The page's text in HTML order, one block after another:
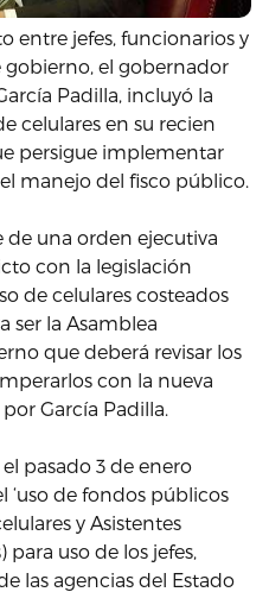
entre jefes, funcionarios y
gobierno, el gobernador
Padilla, incluyó la
celulares en su recien
persigue implementar
manejo del fisco público.
de una orden ejecutiva
con la legislación
de celulares costeados
ser la Asamblea
que deberá revisar los
con la nueva
García Padilla.
pasado 3 de enero
de fondos públicos
y Asistentes
para uso de los jefes,
las agencias del Estado